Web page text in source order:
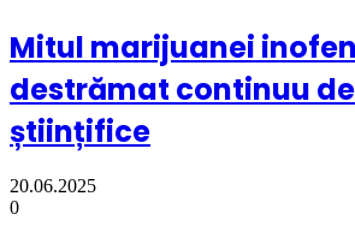
Mitul marijuanei
destrămat continuu
științifice
20.06.2025
0